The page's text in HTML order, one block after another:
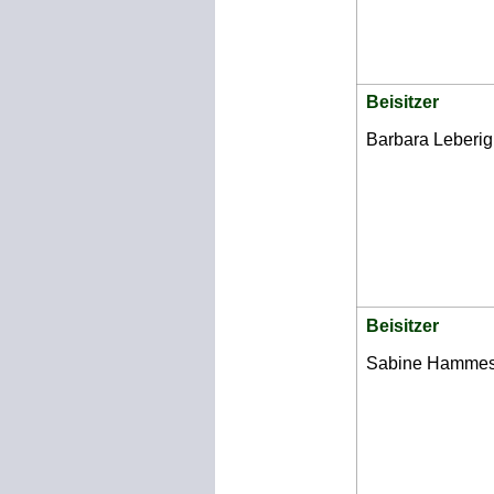
Beisitzer
Barbara Leberig
Beisitzer
Sabine